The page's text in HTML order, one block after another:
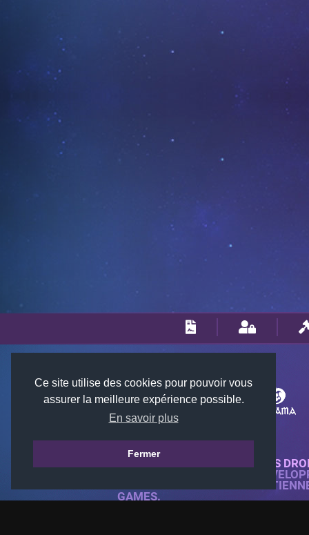
Ce site utilise des cookies pour pouvoir vous
assurer la meilleure expérience possible.
En savoir plus
Fermer
© 2018-2026 KTARENA. TOUS
SITE WEB ENTIÈREMENT
TOUTES LES IMAGES
GAMES.